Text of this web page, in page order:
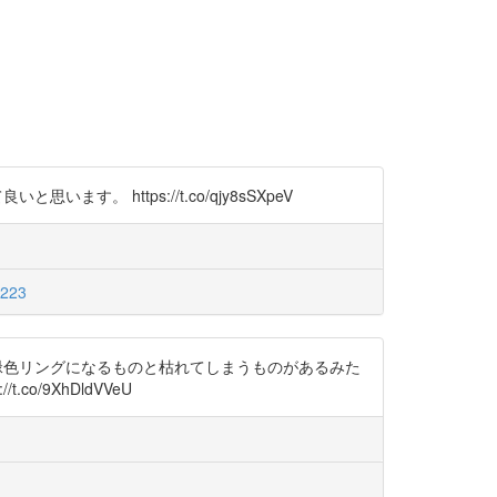
いと思います。 https://t.co/qjy8sSXpeV
リングになるものと枯れてしまうものがあるみた
t.co/9XhDldVVeU